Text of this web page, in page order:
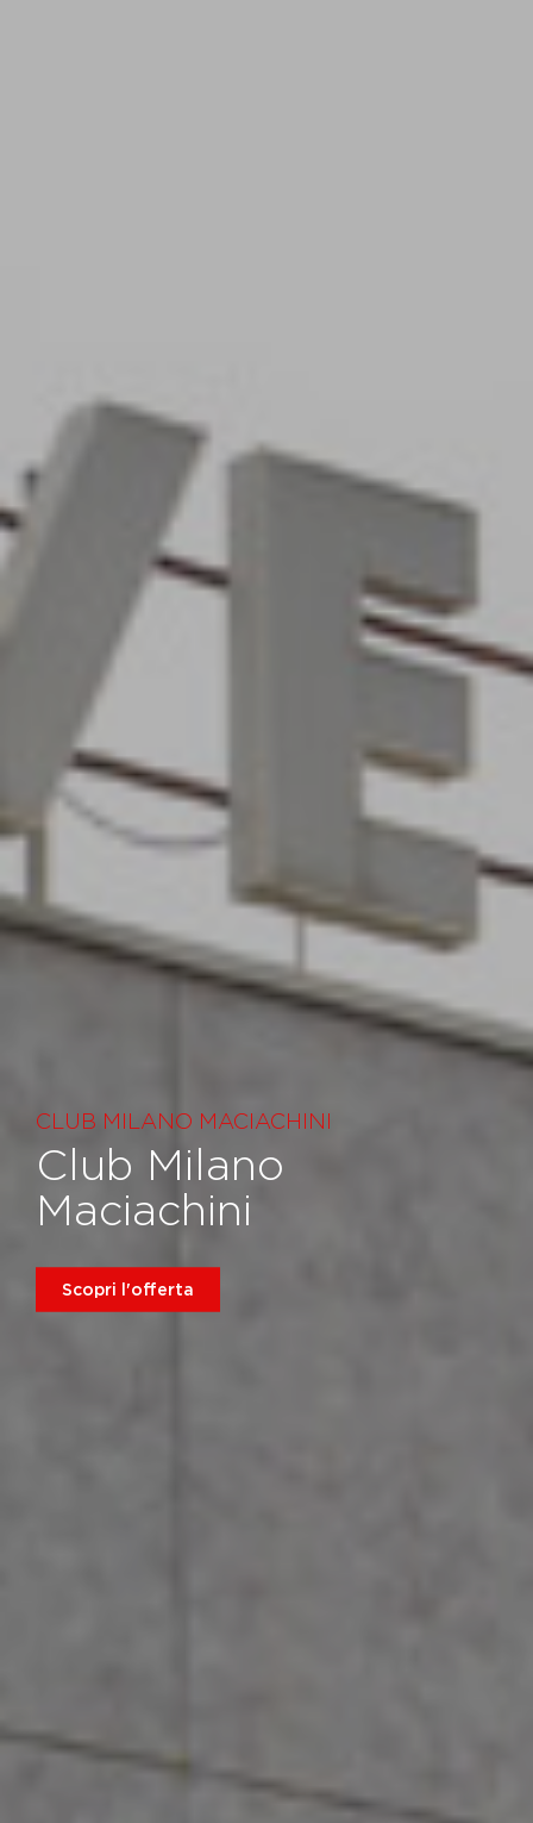
CLUB MILANO MACIACHINI
Club Milano
Maciachini
Scopri l'offerta